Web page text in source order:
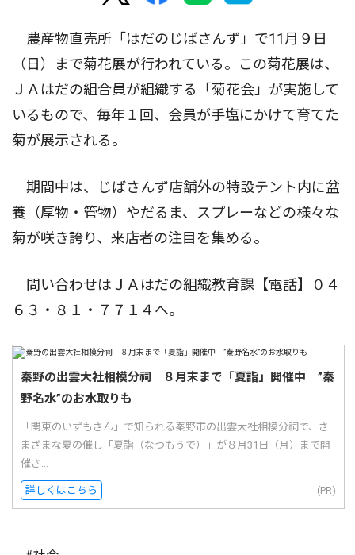
農産物直売所「はだのじばさんず」で11月９日
（日）まで菊花展が行われている。この菊花展は、
ＪＡはだの組合員が組織する「菊花会」が実施して
いるもので、毎年１回、会員が手塩にかけて育てた
菊が展示される。
期間中は、じばさんず店舗外の特設テント内に盆
養（厚物・管物）やだるま、スプレーなどの様々な
菊が咲き誇り、来店者の注目を集める。
問い合わせはＪＡはだの組織教育課【電話】０４
６３・８１・７７１４へ。
秦野の出雲大社相模分祠 ８月末まで「夏詣」開催中 ”秦
野名水”のお水取りも
「関東のいずもさん」で知られる秦野市の出雲大社相模分祠で、さ
まざまな夏の催し「夏詣（なつもうで）」が８月31日（月）まで開
催さ...
詳しくはこちら (PR)